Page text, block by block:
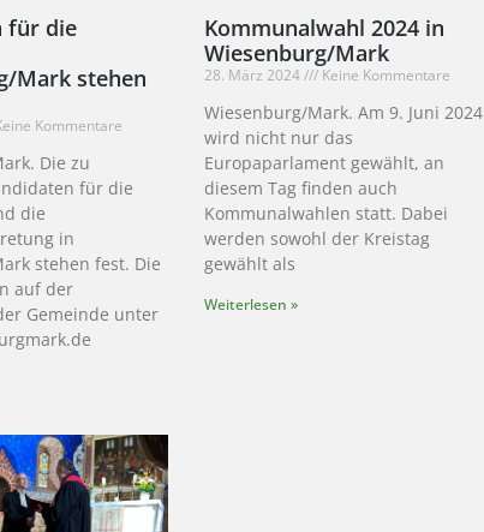
für die
Mark stehen
Kommentare
Die zu
für die
die
in
stehen fest. Die
auf der
Gemeinde unter
Kommunalwahl 2024 in
Wiesenburg/Mark
28. März 2024 Keine Kommentare
Wiesenburg/Mark. Am 9. Juni 2024
wird nicht nur das
Europaparlament gewählt, an
diesem Tag finden auch
Kommunalwahlen statt. Dabei
werden sowohl der Kreistag
gewählt als
Weiterlesen »